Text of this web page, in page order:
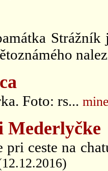
Strážník
Foto: rs...
Mederlyčke
ceste na